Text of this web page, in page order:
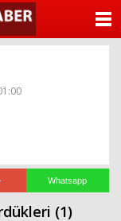
Whatsapp
(1)
ANASAYFA
YAZARLAR
VİDEO GALERİ